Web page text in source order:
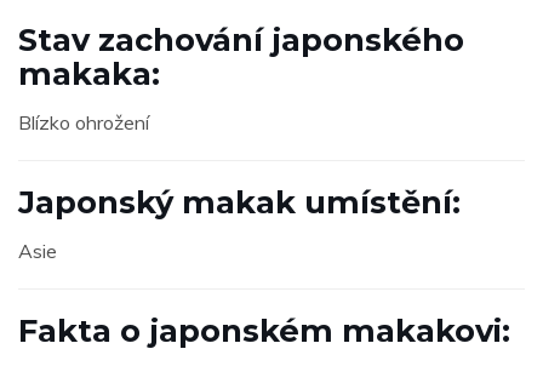
Stav zachování japonského
makaka:
Blízko ohrožení
Japonský makak umístění:
Asie
Fakta o japonském makakovi: